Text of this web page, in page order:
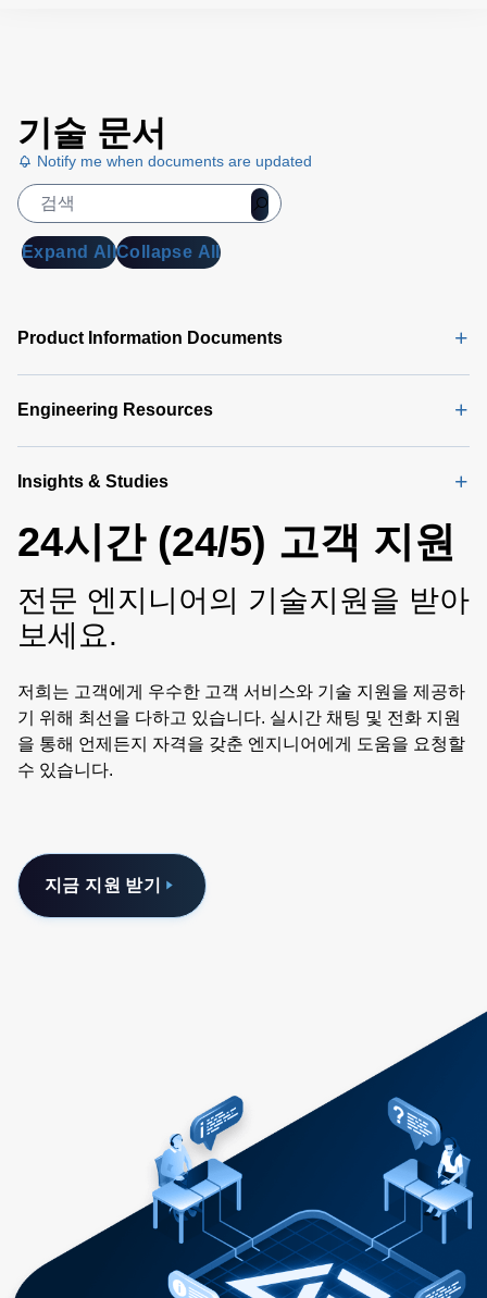
기술 문서
Notify me when documents are updated
Expand AllCollapse All
Product Information Documents
Engineering Resources
Insights & Studies
24시간 (24/5) 고객 지원
전문 엔지니어의 기술지원을 받아
보세요.
저희는 고객에게 우수한 고객 서비스와 기술 지원을 제공하
기 위해 최선을 다하고 있습니다. 실시간 채팅 및 전화 지원
을 통해 언제든지 자격을 갖춘 엔지니어에게 도움을 요청할
수 있습니다.
지금 지원 받기